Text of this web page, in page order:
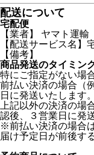
配送について
宅配便
【業者】 ヤマト運輸
【配送サービス名】
【備考】
商品発送のタイミン
特にご指定がない場合
前払い決済の場合
日に発送いたします。
上記以外の決済の
認後、３営業日に発
※前払い決済の場合
届け予定日が前後す